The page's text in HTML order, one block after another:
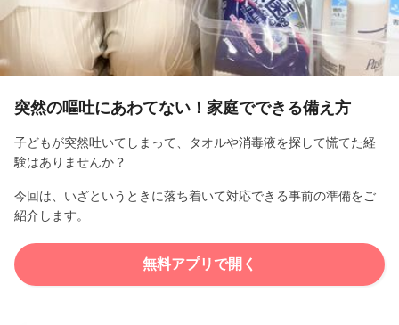
y
V
i
d
突然の嘔吐にあわてない！家庭でできる備え方
子どもが突然吐いてしまって、タオルや消毒液を探して慌てた経
験はありませんか？
今回は、いざというときに落ち着いて対応できる事前の準備をご
紹介します。
無料アプリで開く